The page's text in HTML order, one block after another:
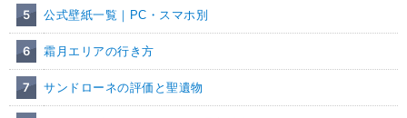
5 公式壁紙一覧｜PC・スマホ別
6 霜月エリアの行き方
7 サンドローネの評価と聖遺物